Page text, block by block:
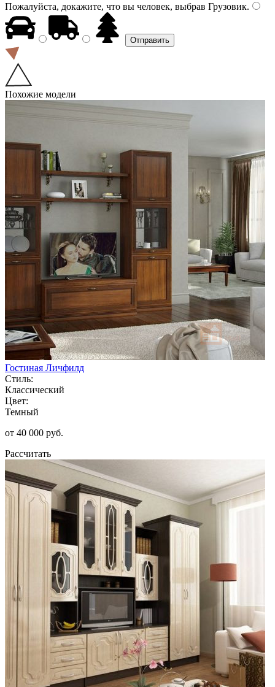
Пожалуйста, докажите, что вы человек, выбрав Грузовик.
Похожие модели
Гостиная Личфилд
Стиль:
Классический
Цвет:
Темный
от 40 000 руб.
Рассчитать